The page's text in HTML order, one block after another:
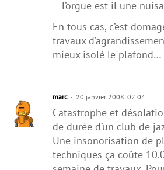
– l’orgue est-il une
En tous cas, c’est
travaux
mieux isolé le plafond…
marc 20 janvier 2008, 02:04
Catastrophe et
de durée d’un club de
Une insonorisation de
techniques ça coûte